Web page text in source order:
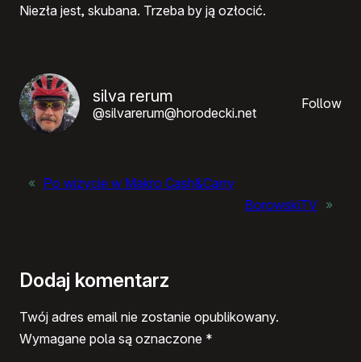
Niezła jest, skubana. Trzeba by ją ozłocić.
silva rerum
@silvarerum@horodecki.net
Follow
« Po wizycie w Makro Cash&Carry
BorowskiTV »
Dodaj komentarz
Twój adres email nie zostanie opublikowany.
Wymagane pola są oznaczone *